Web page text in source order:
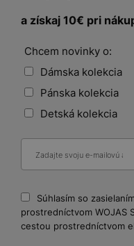
a získaj 10€ pri
Chcem novinky o:
Dámska kolekcia
Pánska kolekcia
Detská kolekcia
Súhlasím so
prostredníctvom WOJAS
cestou prostredníctvom